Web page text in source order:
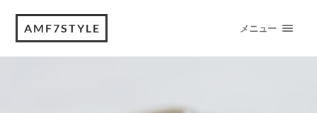
AMF7STYLE メニュー